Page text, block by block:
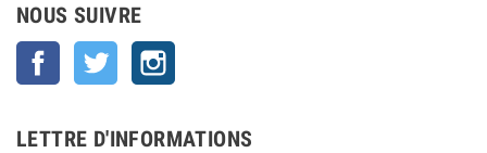
NOUS SUIVRE
Facebook Twitter
LETTRE D'INFORMATIONS